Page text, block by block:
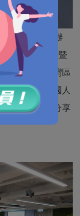
）在灣仔舉辦
到全球大模型暨
副主席、大灣區
詞，港區全國人
長楊德斌亦分享